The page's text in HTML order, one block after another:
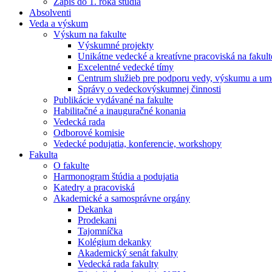
Absolventi
Veda a výskum
Výskum na fakulte
Výskumné projekty
Unikátne vedecké a kreatívne pracoviská na
Excelentné vedecké tímy
Centrum služieb pre podporu vedy, výskumu a
Správy o vedeckovýskumnej činnosti
Publikácie vydávané na fakulte
Habilitačné a inauguračné konania
Vedecká rada
Odborové komisie
Vedecké podujatia, konferencie, workshopy
Fakulta
O fakulte
Harmonogram štúdia a podujatia
Katedry a pracoviská
Akademické a samosprávne orgány
Dekanka
Prodekani
Tajomníčka
Kolégium dekanky
Akademický senát fakulty
Vedecká rada fakulty